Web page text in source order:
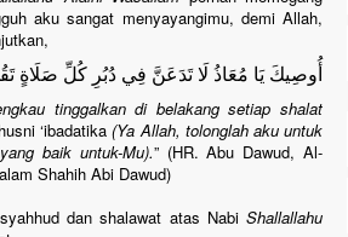
aku sangat menyayangimu, demi Allah,
أُوصِيكَ يَا مُعَاذُ لَا تَدَعَنَّ فِي دُبُرِ كُلِّ
tinggalkan di belakang setiap shalat
‘ibadatika (Ya Allah, tolonglah aku untuk
baik untuk-Mu).” (HR. Abu Dawud, Al-
Shahih Abi Dawud)
dan shalawat atas Nabi Shallallahu